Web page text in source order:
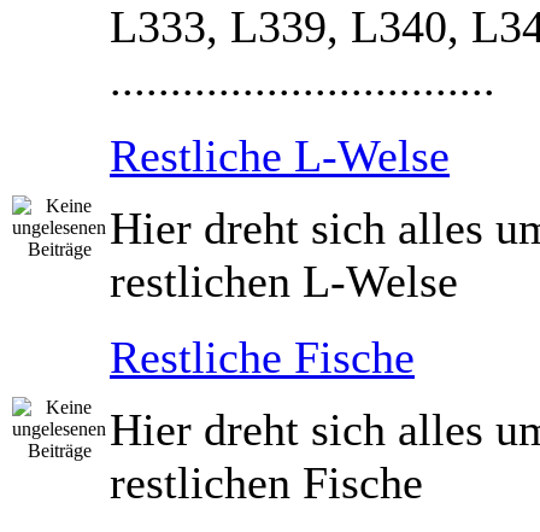
L333, L339, L340,
................................
Restliche L-Welse
Hier dreht sich alles
restlichen L-Welse
Restliche Fische
Hier dreht sich alles
restlichen Fische